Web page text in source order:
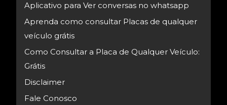
Aplicativo para Ver conversas no whatsapp
Aprenda como consultar Placas de qualquer
veículo grátis
Como Consultar a Placa de Qualquer Veículo:
Grátis
Disclaimer
Fale Conosco